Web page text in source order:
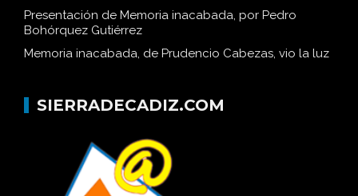
Presentación de Memoria inacabada, por Pedro
Bohórquez Gutiérrez
Memoria inacabada, de Prudencio Cabezas, vio la luz
SIERRADECADIZ.COM